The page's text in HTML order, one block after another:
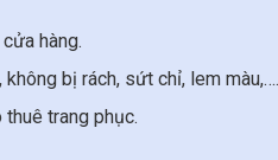
hàng.
bị rách, sứt chỉ, lem màu,….
trang phục.